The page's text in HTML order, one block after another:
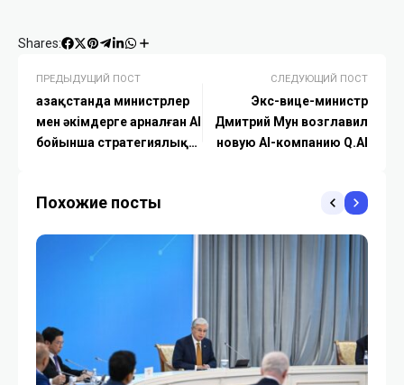
Shares:
ПРЕДЫДУЩИЙ ПОСТ
Қазақстанда министрлер
мен әкімдерге арналған AI
бойынша стратегиялық
СЛЕДУЮЩИЙ ПОСТ
Экс-вице-министр
Дмитрий Мун возглавил
новую AI-компанию Q.AI
Похожие посты